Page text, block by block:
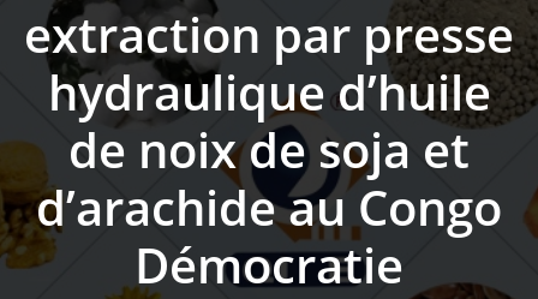
extraction par presse
hydraulique d’huile
de noix de soja et
d’arachide au Congo
Démocratie